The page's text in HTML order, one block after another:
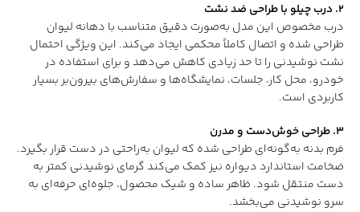
۲. درب چیلو با طراحی ضد نشت
درب مخصوص این مدل به‌صورت دقیق متناسب با دهانه لیوان
طراحی شده و اتصال کاملاً محکمی ایجاد می‌کند. این ویژگی احتمال
نشت نوشیدنی را تا حد زیادی کاهش می‌دهد و برای استفاده در
خودرو، محل کار، جلسات، نمایشگاه‌ها و سفارش‌های بیرون‌بر بسیار
کاربردی است.
۳. طراحی خوش‌دست و مدرن
فرم بدنه به‌گونه‌ای طراحی شده که لیوان به‌راحتی در دست قرار بگیرد.
ضخامت استاندارد دیواره نیز کمک می‌کند گرمای نوشیدنی کمتر به
دست منتقل شود. ظاهر ساده و شیک محصول، جلوه‌ای حرفه‌ای به
سرو نوشیدنی می‌بخشد.